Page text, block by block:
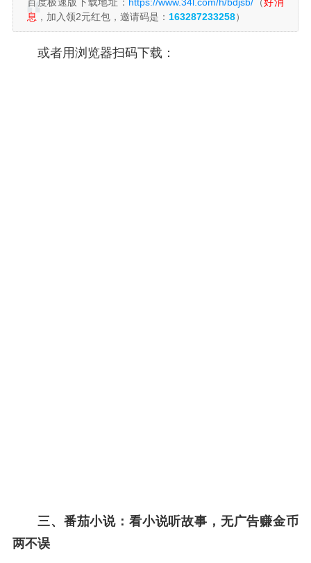
息 ，加入领2元红包，邀请码是： 163287233258）
或者用浏览器扫码下载：
三、番茄小说：看小说听故事，无广告赚金币
两不误